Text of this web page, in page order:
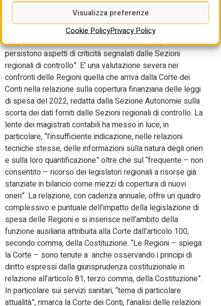
Visualizza preferenze
Cookie PolicyPrivacy Policy
“Il quadro sulle diverse modalità di misurazione e di
copertura adottate dalle Regioni nel 2022 è risultato
complesso e talvolta disomogeneo e, malgrado un
progressivo affinamento delle tecniche impiegate,
persistono aspetti di criticità segnalati dalle Sezioni
regionali di controllo”. E’ una valutazione severa nei
confronti delle Regioni quella che arriva dalla Corte dei
Conti nella relazione sulla copertura finanziaria delle leggi
di spesa del 2022, redatta dalla Sezione Autonomie sulla
scorta dei dati forniti dalle Sezioni regionali di controllo. La
lente dei magistrati contabili ha messo in luce, in
particolare, “l’insufficiente indicazione, nelle relazioni
tecniche stesse, delle informazioni sulla natura degli oneri
e sulla loro quantificazione” oltre che sul “frequente – non
consentito – ricorso dei legislatori regionali a risorse già
stanziate in bilancio come mezzi di copertura di nuovi
oneri”. La relazione, con cadenza annuale, offre un quadro
complessivo e puntuale dell’impatto della legislazione di
spesa delle Regioni e si inserisce nell’ambito della
funzione ausiliaria attribuita alla Corte dall’articolo 100,
secondo comma, della Costituzione. “Le Regioni – spiega
la Corte – sono tenute a anche osservando i principi di
diritto espressi dalla giurisprudenza costituzionale in
relazione all’articolo 81, terzo comma, della Costituzione”.
In particolare sui servizi sanitari, “tema di particolare
attualità”, rimarca la Corte dei Conti, l’analisi delle relazioni